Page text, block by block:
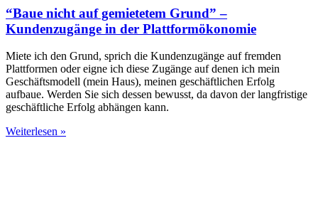
“Baue nicht auf gemietetem Grund” –
Kundenzugänge in der Plattformökonomie
Miete ich den Grund, sprich die Kundenzugänge auf fremden
Plattformen oder eigne ich diese Zugänge auf denen ich mein
Geschäftsmodell (mein Haus), meinen geschäftlichen Erfolg
aufbaue. Werden Sie sich dessen bewusst, da davon der langfristige
geschäftliche Erfolg abhängen kann.
Weiterlesen »